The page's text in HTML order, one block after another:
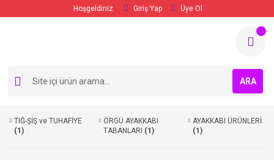
Hoşgeldiniz Giriş Yap Üye Ol
ARA
TIĞ-ŞİŞ ve TUHAFİYE
(1)
ÖRGÜ AYAKKABI
TABANLARI (1)
AYAKKABI ÜRÜNLERİ
(1)